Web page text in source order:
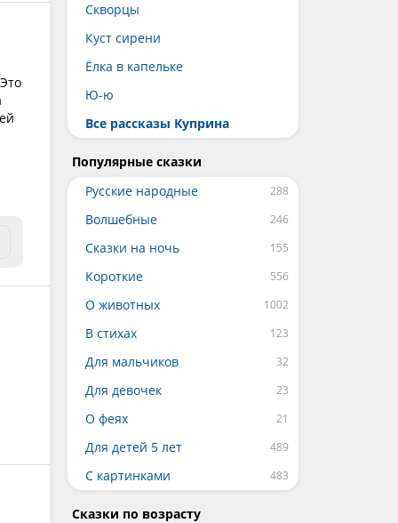
Скворцы
Куст сирени
Ёлка в капельке
Ю-ю
Все рассказы Куприна
Популярные сказки
Русские народные
Волшебные
Сказки на ночь
Короткие
О животных
В стихах
Для мальчиков
Для девочек
О феях
Для детей 5 лет
С картинками
Сказки по возрасту